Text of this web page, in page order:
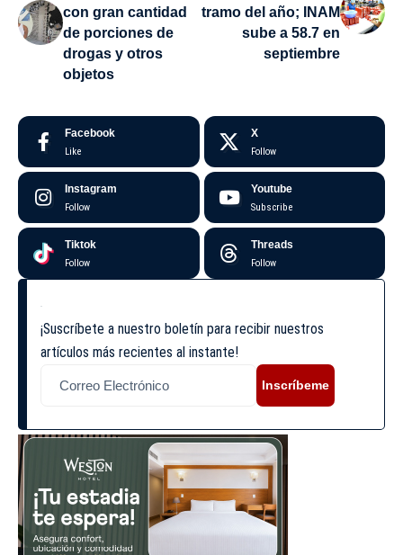
con gran cantidad
de porciones de
drogas y otros
objetos
tramo del año; INAM
sube a 58.7 en
septiembre
Facebook
Like
X
Follow
Instagram
Follow
Youtube
Subscribe
Tiktok
Follow
Threads
Follow
¡Suscríbete a nuestro boletín para recibir nuestros
artículos más recientes al instante!
Inscríbeme